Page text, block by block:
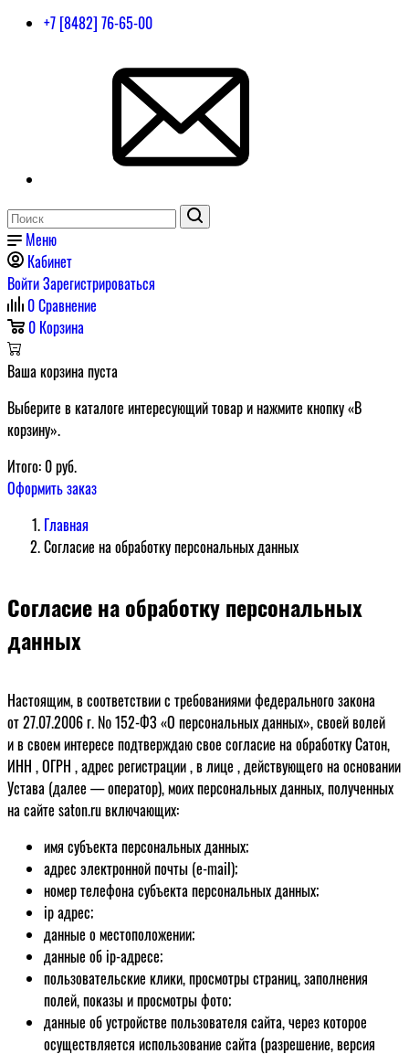
+7 [8482] 76-65-00
Меню
Кабинет
ВойтиЗарегистрироваться
0Сравнение
0 Корзина
Ваша корзина пуста
Выберите в каталоге интересующий товар и нажмите кнопку «В
корзину».
Итого: 0руб.
Оформить заказ
Главная
Согласие на обработку персональных данных
Согласие на обработку персональных
данных
Настоящим, в соответствии с требованиями федерального закона
от 27.07.2006 г. № 152-ФЗ «О персональных данных», своей волей
и в своем интересе подтверждаю свое согласие на обработку Сатон,
ИНН , ОГРН , адрес регистрации , в лице , действующего на основании
Устава (далее — оператор), моих персональных данных, полученных
на сайте saton.ru включающих:
имя субъекта персональных данных;
адрес электронной почты (e-mail);
номер телефона субъекта персональных данных;
ip адрес;
данные о местоположении;
данные об ip-адресе;
пользовательские клики, просмотры страниц, заполнения
полей, показы и просмотры фото;
данные об устройстве пользователя сайта, через которое
осуществляется использование сайта (разрешение, версия